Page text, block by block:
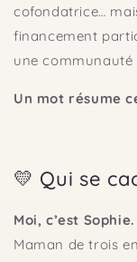
cofondatrice…
financement
une
Un mot résume
💛 Qui se
Moi, c’est Sophie.
Maman de trois